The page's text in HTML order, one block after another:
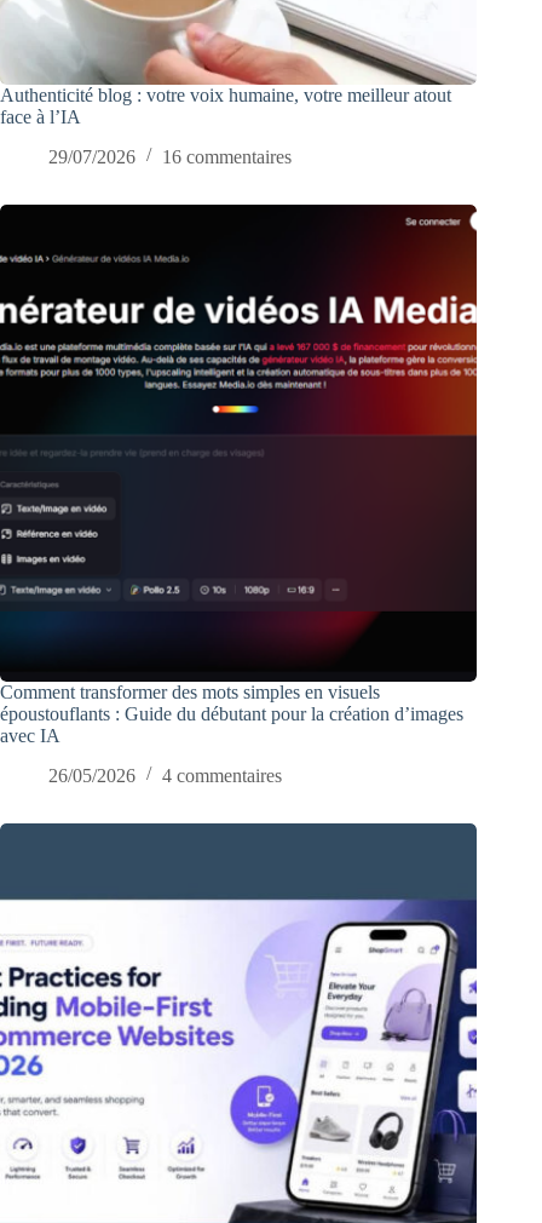
Authenticité blog : votre voix humaine, votre meilleur atout
face à l’IA
29/07/2026
16 commentaires
Comment transformer des mots simples en visuels
époustouflants : Guide du débutant pour la création d’images
avec IA
26/05/2026
4 commentaires